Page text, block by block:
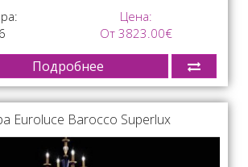
Цена:
От 3823.00€
Подробнее
Euroluce Barocco Superlux